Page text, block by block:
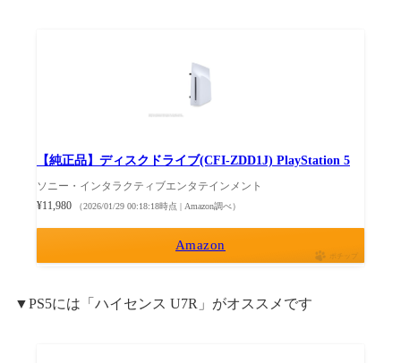
【純正品】ディスクドライブ(CFI-ZDD1J) PlayStation 5
ソニー・インタラクティブエンタテインメント
¥11,980
（2026/01/29 00:18:18時点 | Amazon調べ）
Amazon
ポチップ
▼PS5には「ハイセンス U7R」がオススメです